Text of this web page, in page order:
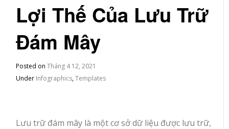
Lợi Thế Của Lưu Trữ
Đám Mây
Posted onTháng 4 12, 2021
Under Infographics,Templates
Lưu trữ đám mây là một cơ sở dữ liệu được lưu trữ,